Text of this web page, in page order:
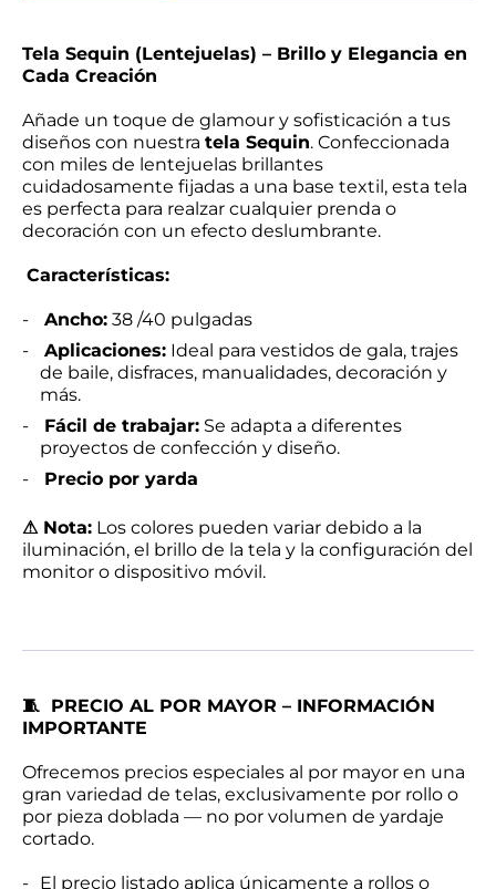
Tela Sequin (Lentejuelas) – Brillo y Elegancia en
Cada Creación
Añade un toque de glamour y sofisticación a tus
diseños con nuestra tela Sequin. Confeccionada
con miles de lentejuelas brillantes
cuidadosamente fijadas a una base textil, esta tela
es perfecta para realzar cualquier prenda o
decoración con un efecto deslumbrante.
Características:
Ancho: 38 /40 pulgadas
Aplicaciones: Ideal para vestidos de gala, trajes
de baile, disfraces, manualidades, decoración y
más.
Fácil de trabajar: Se adapta a diferentes
proyectos de confección y diseño.
Precio por yarda
⚠ Nota: Los colores pueden variar debido a la
iluminación, el brillo de la tela y la configuración del
monitor o dispositivo móvil.
🧵 PRECIO AL POR MAYOR – INFORMACIÓN
IMPORTANTE
Ofrecemos precios especiales al por mayor en una
gran variedad de telas, exclusivamente por rollo o
por pieza doblada — no por volumen de yardaje
cortado.
El precio listado aplica únicamente a rollos o